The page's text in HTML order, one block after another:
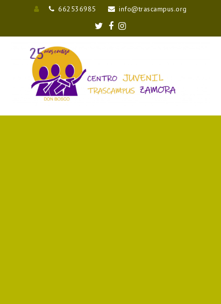
Entrar662536985 info@trascampus.org
TwitterFacebook
Instagram